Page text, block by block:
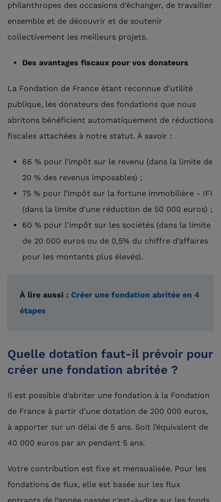
philanthropes des occasions d’échanger, de travailler
ensemble et de découvrir et de soutenir
collectivement les meilleurs projets.
Des avantages fiscaux pour vos donateurs
La Fondation de France étant reconnue d’utilité
publique, les donateurs des fondations que nous
abritons bénéficient automatiquement de réductions
fiscales attachées à notre statut. À savoir :
66 % pour l’impôt sur le revenu (dans la limite de
20 % des revenus imposables) ;
75 % pour l’impôt sur la fortune immobilière - IFI
(dans la limite d'une réduction de 50 000 euros) ;
60 % pour l'impôt sur les sociétés (dans la limite
de 20 000 euros ou de 0,5% du chiffre d’affaires
pour les montants plus élevés).
À lire aussi : Créer une fondation abritée en 4
étapes
Quelle dotation faut-il prévoir pour
créer une fondation abritée ?
Il est possible d’abriter une fondation à la Fondation
de France à partir d’une dotation de 200 000 euros,
à apporter sur un délai de 5 ans. Soit l’équivalent de
40 000 euros par an pendant 5 ans.
Votre contribution est fixe et mensualisée. Pour les
fondations de flux, elle est basée sur les flux